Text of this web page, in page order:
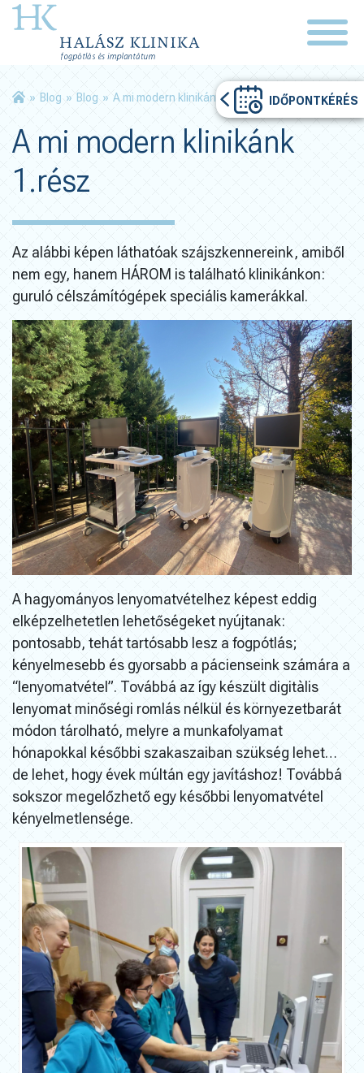
IDŐPONTKÉRÉS
» Blog » Blog » A mi modern klinikánk 1.rész
A mi modern klinikánk
1.rész
Az alábbi képen láthatóak szájszkennereink, amiből
nem egy, hanem HÁROM is található klinikánkon:
guruló célszámítógépek speciális kamerákkal.
A hagyományos lenyomatvételhez képest eddig
elképzelhetetlen lehetőségeket nyújtanak:
pontosabb, tehát tartósabb lesz a fogpótlás;
kényelmesebb és gyorsabb a pácienseink számára a
“lenyomatvétel”. Továbbá az így készült digitàlis
lenyomat minőségi romlás nélkül és környezetbarát
módon tárolható, melyre a munkafolyamat
hónapokkal későbbi szakaszaiban szükség lehet…
de lehet, hogy évek múltán egy javításhoz! Továbbá
sokszor megelőzhető egy későbbi lenyomatvétel
kényelmetlensége.